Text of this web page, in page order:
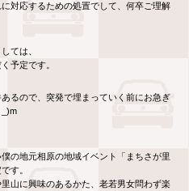
対応するための処置でして、何卒ご理解
ては、
予定です。
るので、突発で埋まっていく前にお急ぎ
_)m
の地元相原の地域イベント「まちさが里
す。
山に興味のあるかた、老若男女問わず楽